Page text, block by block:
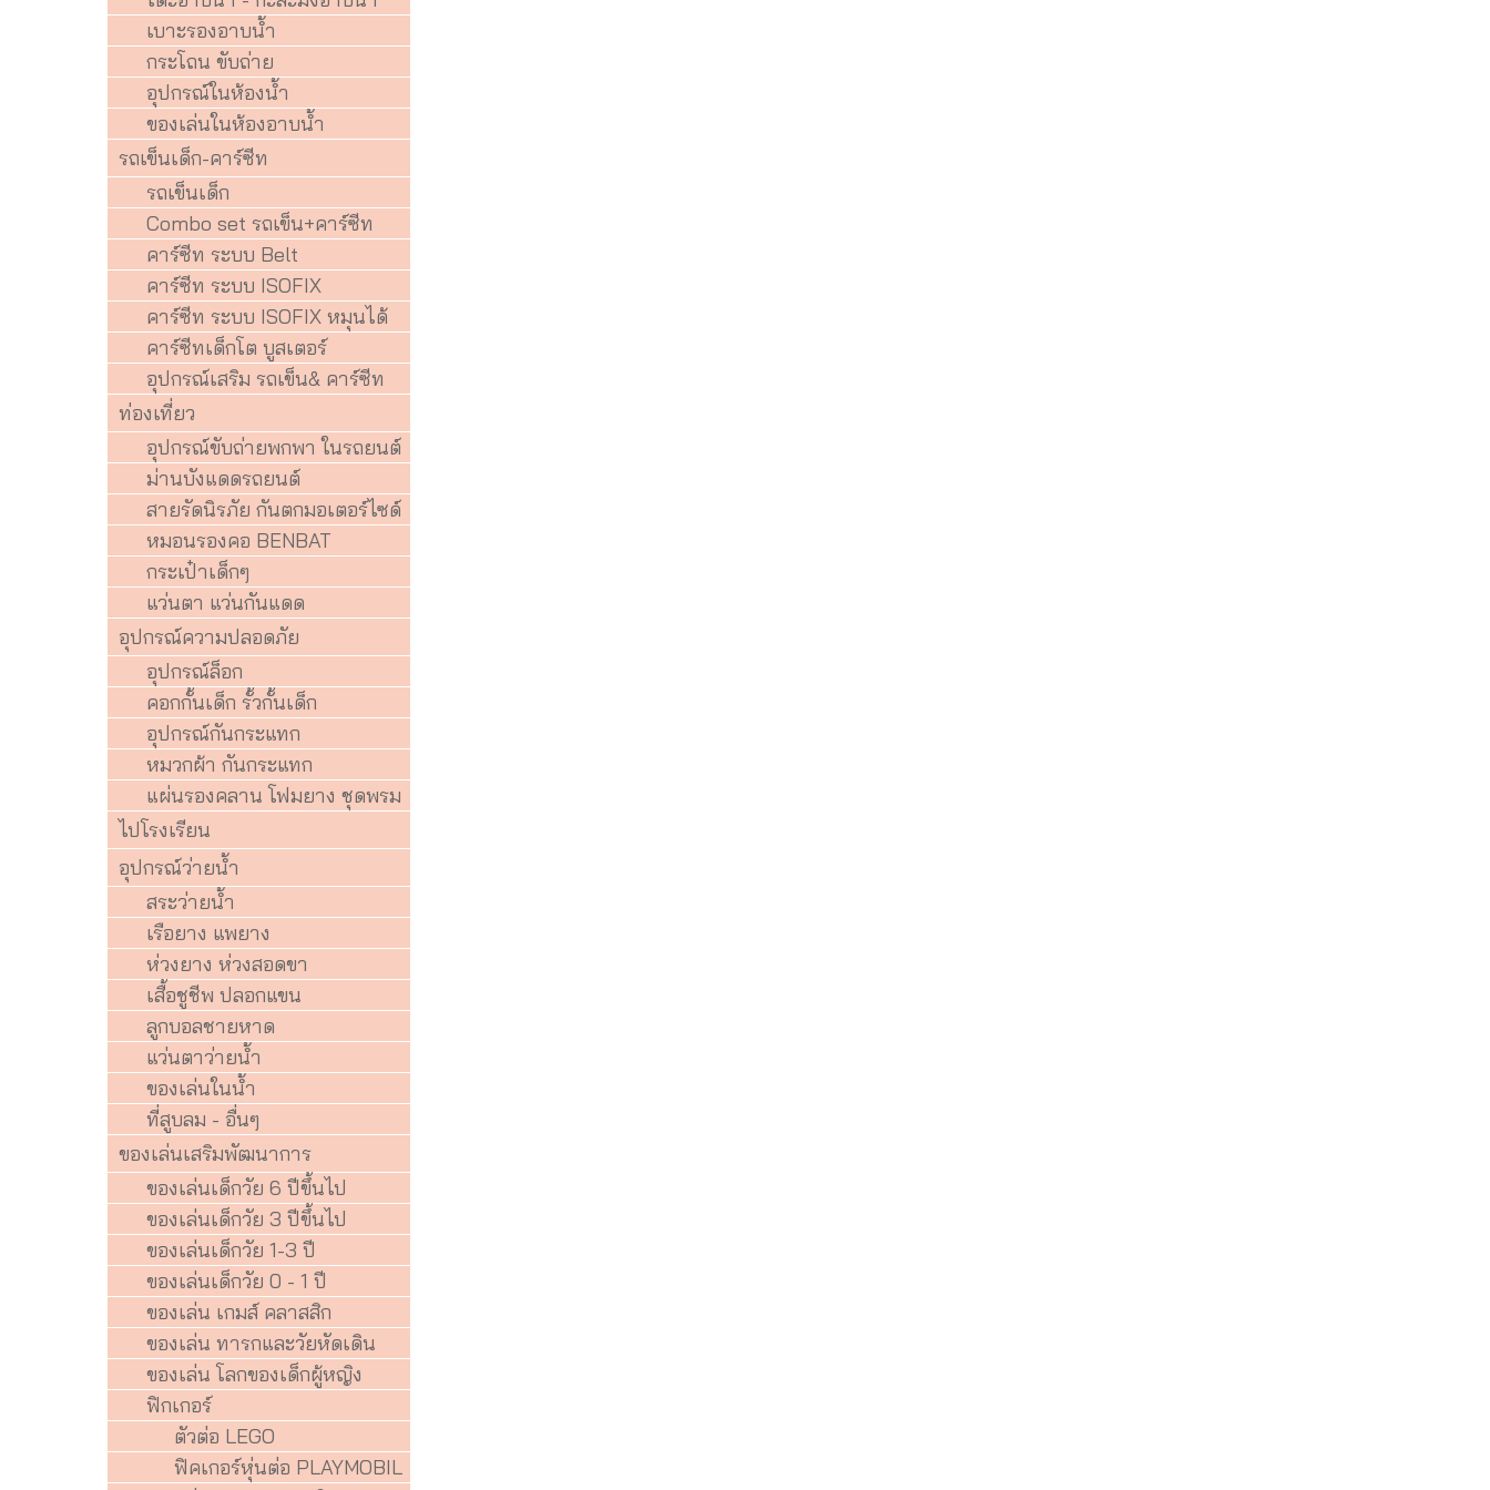
เบาะรองอาบน้ำ
กระโถน ขับถ่าย
อุปกรณ์ในห้องน้ำ
ของเล่นในห้องอาบน้ำ
รถเข็นเด็ก-คาร์ซีท
รถเข็นเด็ก
Combo set รถเข็น+คาร์ซีท
คาร์ซีท ระบบ Belt
คาร์ซีท ระบบ ISOFIX
คาร์ซีท ระบบ ISOFIX หมุนได้
คาร์ซีทเด็กโต บูสเตอร์
อุปกรณ์เสริม รถเข็น& คาร์ซีท
ท่องเที่ยว
อุปกรณ์ขับถ่ายพกพา ในรถยนต์
ม่านบังแดดรถยนต์
สายรัดนิรภัย กันตกมอเตอร์ไซด์
หมอนรองคอ BENBAT
กระเป๋าเด็กๆ
แว่นตา แว่นกันแดด
อุปกรณ์ความปลอดภัย
อุปกรณ์ล็อก
คอกกั้นเด็ก รั้วกั้นเด็ก
อุปกรณ์กันกระแทก
หมวกผ้า กันกระแทก
แผ่นรองคลาน โฟมยาง ชุดพรม
ไปโรงเรียน
อุปกรณ์ว่ายน้ำ
สระว่ายน้ำ
เรือยาง แพยาง
ห่วงยาง ห่วงสอดขา
เสื้อชูชีพ ปลอกแขน
ลูกบอลชายหาด
แว่นตาว่ายน้ำ
ของเล่นในน้ำ
ที่สูบลม - อื่นๆ
ของเล่นเสริมพัฒนาการ
ของเล่นเด็กวัย 6 ปีขึ้นไป
ของเล่นเด็กวัย 3 ปีขึ้นไป
ของเล่นเด็กวัย 1-3 ปี
ของเล่นเด็กวัย 0 - 1 ปี
ของเล่น เกมส์ คลาสสิก
ของเล่น ทารกและวัยหัดเดิน
ของเล่น โลกของเด็กผู้หญิง
ฟิกเกอร์
ตัวต่อ LEGO
ฟิคเกอร์หุ่นต่อ PLAYMOBIL